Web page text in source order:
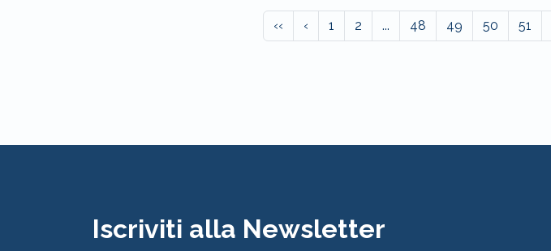
‹‹ ‹ 1 2 ... 48 49 50 51
Iscriviti alla Newsletter